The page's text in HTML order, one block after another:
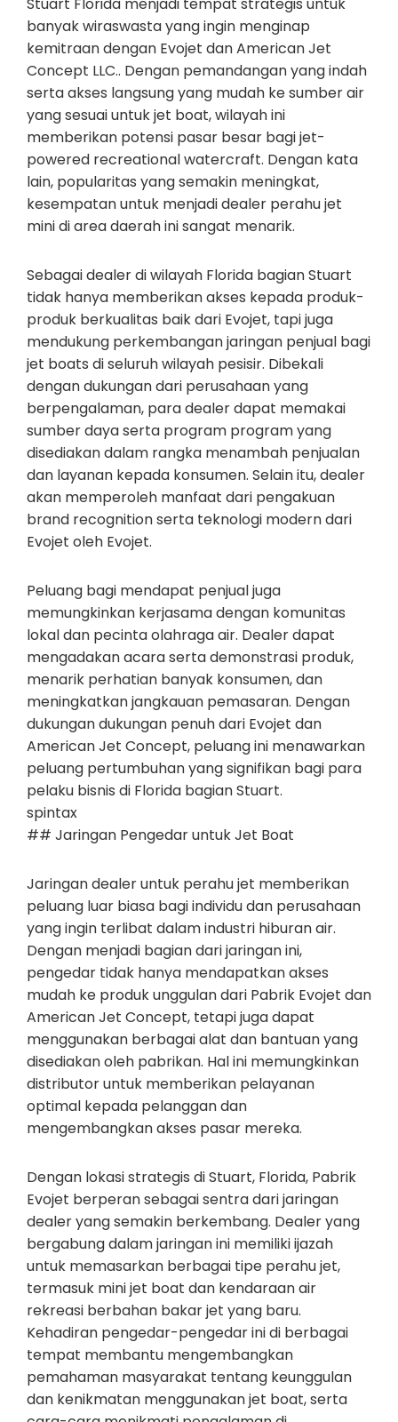
banyak wiraswasta yang ingin menginap
kemitraan dengan Evojet dan American Jet
Concept LLC.. Dengan pemandangan yang indah
serta akses langsung yang mudah ke sumber air
yang sesuai untuk jet boat, wilayah ini
memberikan potensi pasar besar bagi jet-
powered recreational watercraft. Dengan kata
lain, popularitas yang semakin meningkat,
kesempatan untuk menjadi dealer perahu jet
mini di area daerah ini sangat menarik.
Sebagai dealer di wilayah Florida bagian Stuart
tidak hanya memberikan akses kepada produk-
produk berkualitas baik dari Evojet, tapi juga
mendukung perkembangan jaringan penjual bagi
jet boats di seluruh wilayah pesisir. Dibekali
dengan dukungan dari perusahaan yang
berpengalaman, para dealer dapat memakai
sumber daya serta program program yang
disediakan dalam rangka menambah penjualan
dan layanan kepada konsumen. Selain itu, dealer
akan memperoleh manfaat dari pengakuan
brand recognition serta teknologi modern dari
Evojet oleh Evojet.
Peluang bagi mendapat penjual juga
memungkinkan kerjasama dengan komunitas
lokal dan pecinta olahraga air. Dealer dapat
mengadakan acara serta demonstrasi produk,
menarik perhatian banyak konsumen, dan
meningkatkan jangkauan pemasaran. Dengan
dukungan dukungan penuh dari Evojet dan
American Jet Concept, peluang ini menawarkan
peluang pertumbuhan yang signifikan bagi para
pelaku bisnis di Florida bagian Stuart.
spintax
## Jaringan Pengedar untuk Jet Boat
Jaringan dealer untuk perahu jet memberikan
peluang luar biasa bagi individu dan perusahaan
yang ingin terlibat dalam industri hiburan air.
Dengan menjadi bagian dari jaringan ini,
pengedar tidak hanya mendapatkan akses
mudah ke produk unggulan dari Pabrik Evojet dan
American Jet Concept, tetapi juga dapat
menggunakan berbagai alat dan bantuan yang
disediakan oleh pabrikan. Hal ini memungkinkan
distributor untuk memberikan pelayanan
optimal kepada pelanggan dan
mengembangkan akses pasar mereka.
Dengan lokasi strategis di Stuart, Florida, Pabrik
Evojet berperan sebagai sentra dari jaringan
dealer yang semakin berkembang. Dealer yang
bergabung dalam jaringan ini memiliki ijazah
untuk memasarkan berbagai tipe perahu jet,
termasuk mini jet boat dan kendaraan air
rekreasi berbahan bakar jet yang baru.
Kehadiran pengedar-pengedar ini di berbagai
tempat membantu mengembangkan
pemahaman masyarakat tentang keunggulan
dan kenikmatan menggunakan jet boat, serta